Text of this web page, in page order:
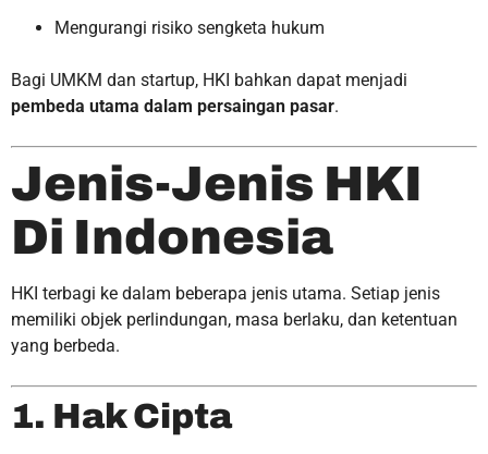
Mengurangi risiko sengketa hukum
Bagi UMKM dan startup, HKI bahkan dapat menjadi
pembeda utama dalam persaingan pasar.
Jenis-Jenis HKI
Di Indonesia
HKI terbagi ke dalam beberapa jenis utama. Setiap jenis
memiliki objek perlindungan, masa berlaku, dan ketentuan
yang berbeda.
1. Hak Cipta